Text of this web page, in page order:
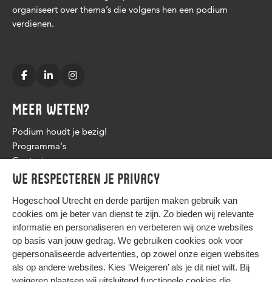
We respecteren je privacy
Hogeschool Utrecht en derde partijen maken gebruik van
cookies om je beter van dienst te zijn. Zo bieden wij relevante
informatie en personaliseren en verbeteren wij onze websites
op basis van jouw gedrag. We gebruiken cookies ook voor
gepersonaliseerde advertenties, op zowel onze eigen websites
als op andere websites. Kies ‘Weigeren’ als je dit niet wilt. Bij
organiseert over thema’s die volgens hen een podium
verdienen.
MEER WETEN?
Podium houdt je bezig!
Programma's
Contact
HIER KOMT ALLES SAMEN